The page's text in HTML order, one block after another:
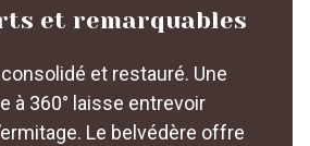
et remarquables
et restauré. Une
à 360° laisse entrevoir
Le belvédère offre